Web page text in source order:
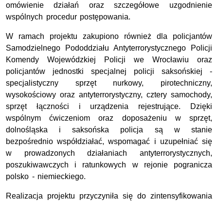
omówienie działań oraz szczegółowe uzgodnienie
wspólnych procedur postępowania.
W ramach projektu zakupiono również dla policjantów
Samodzielnego Pododdziału Antyterrorystycznego Policji
Komendy Wojewódzkiej Policji we Wrocławiu oraz
policjantów jednostki specjalnej policji saksońskiej -
specjalistyczny sprzęt nurkowy, pirotechniczny,
wysokościowy oraz antyterrorystyczny, cztery samochody,
sprzęt łączności i urządzenia rejestrujące. Dzięki
wspólnym ćwiczeniom oraz doposażeniu w sprzęt,
dolnośląska i saksońska policja są w stanie
bezpośrednio współdziałać, wspomagać i uzupełniać się
w prowadzonych działaniach antyterrorystycznych,
poszukiwawczych i ratunkowych w rejonie pogranicza
polsko - niemieckiego.
Realizacja projektu przyczyniła się do zintensyfikowania